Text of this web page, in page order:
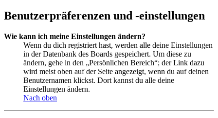
Benutzerpräferenzen und -einstellungen
Wie kann ich meine Einstellungen ändern?
Wenn du dich registriert hast, werden alle deine Einstellungen
in der Datenbank des Boards gespeichert. Um diese zu
ändern, gehe in den „Persönlichen Bereich“; der Link dazu
wird meist oben auf der Seite angezeigt, wenn du auf deinen
Benutzernamen klickst. Dort kannst du alle deine
Einstellungen ändern.
Nach oben